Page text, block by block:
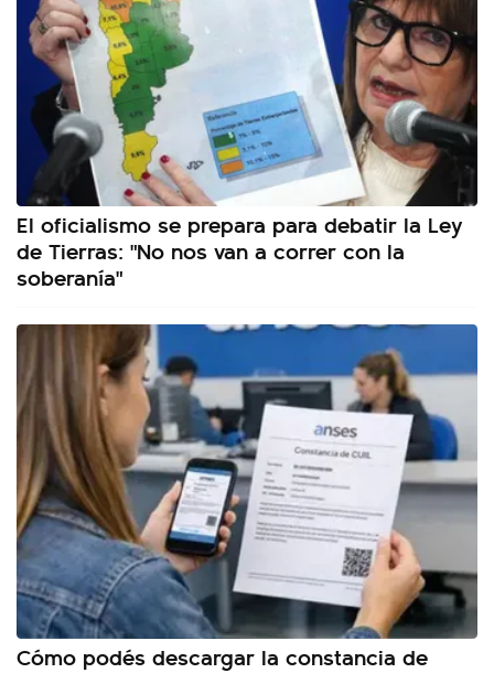
El oficialismo se prepara para debatir la Ley
de Tierras: "No nos van a correr con la
soberanía"
Cómo podés descargar la constancia de